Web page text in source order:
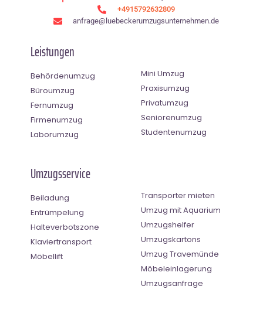
+4915792632809
anfrage@luebeckerumzugsunternehmen.de
Leistungen
Behördenumzug
Büroumzug
Fernumzug
Firmenumzug
Laborumzug
Mini Umzug
Praxisumzug
Privatumzug
Seniorenumzug
Studentenumzug
Umzugsservice
Beiladung
Entrümpelung
Halteverbotszone
Klaviertransport
Möbellift
Transporter mieten
Umzug mit Aquarium
Umzugshelfer
Umzugskartons
Umzug Travemünde
Möbeleinlagerung
Umzugsanfrage